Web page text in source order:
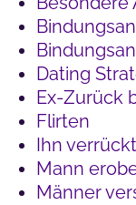
Dating
Ex-Zurück
Flirten
Ihn
Mann
Männer